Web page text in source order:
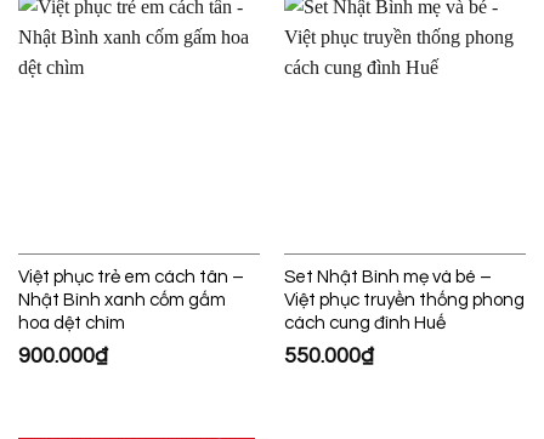
Việt phục trẻ em cách tân –
Nhật Bình xanh cốm gấm
hoa dệt chìm
900.000₫
Set Nhật Bình mẹ và bé –
Việt phục truyền thống phong
cách cung đình Huế
550.000₫